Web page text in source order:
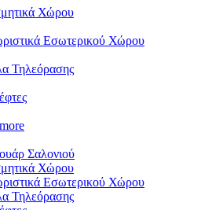
Χώρου
Εσωτερικού Χώρου
Τηλεόρασης
Σαλονιού
Χώρου
Εσωτερικού Χώρου
Τηλεόρασης